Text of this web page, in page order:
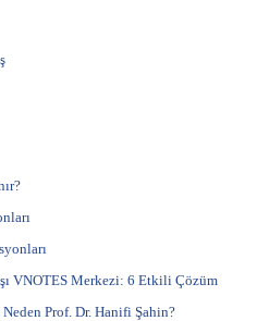
VNOTES Merkezi: 6 Etkili Çözüm
Prof. Dr. Hanifi Şahin?